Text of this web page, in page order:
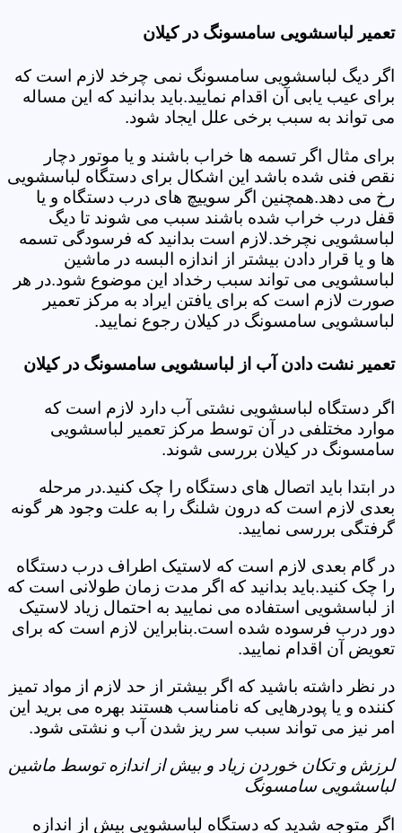
تعمیر لباسشویی سامسونگ در کیلان
اگر دیگ لباسشویی سامسونگ نمی چرخد لازم است که
برای عیب یابی آن اقدام نمایید.باید بدانید که این مساله
می تواند به سبب برخی علل ایجاد شود.
برای مثال اگر تسمه ها خراب باشند و یا موتور دچار
نقص فنی شده باشد این اشکال برای دستگاه لباسشویی
رخ می دهد.همچنین اگر سوییچ های درب دستگاه و یا
قفل درب خراب شده باشند سبب می شوند تا دیگ
لباسشویی نچرخد.لازم است بدانید که فرسودگی تسمه
ها و یا قرار دادن بیشتر از اندازه البسه در ماشین
لباسشویی می تواند سبب رخداد این موضوع شود.در هر
صورت لازم است که برای یافتن ایراد به مرکز تعمیر
لباسشویی سامسونگ در کیلان رجوع نمایید.
تعمیر نشت دادن آب از لباسشویی سامسونگ در کیلان
اگر دستگاه لباسشویی نشتی آب دارد لازم است که
موارد مختلفی در آن توسط مرکز تعمیر لباسشویی
سامسونگ در کیلان بررسی شوند.
در ابتدا باید اتصال های دستگاه را چک کنید.در مرحله
بعدی لازم است که درون شلنگ را به علت وجود هر گونه
گرفتگی بررسی نمایید.
در گام بعدی لازم است که لاستیک اطراف درب دستگاه
را چک کنید.باید بدانید که اگر مدت زمان طولانی است که
از لباسشویی استفاده می نمایید به احتمال زیاد لاستیک
دور درب فرسوده شده است.بنابراین لازم است که برای
تعویض آن اقدام نمایید.
در نظر داشته باشید که اگر بیشتر از حد لازم از مواد تمیز
کننده و یا پودرهایی که نامناسب هستند بهره می برید این
امر نیز می تواند سبب سر ریز شدن آب و نشتی شود.
لرزش و تکان خوردن زیاد و بیش از اندازه توسط ماشین
لباسشویی سامسونگ
اگر متوجه شدید که دستگاه لباسشویی بیش از اندازه